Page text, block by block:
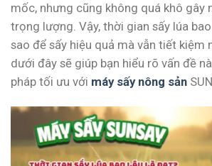
mốc, nhưng cũng không quá khô gây
trọng lượng. Vậy, thời gian sấy lúa
sao để sấy hiệu quả mà vẫn tiết kiệm
dưới đây sẽ giúp bạn hiểu rõ vấn đề
pháp tối ưu với máy sấy nông sản